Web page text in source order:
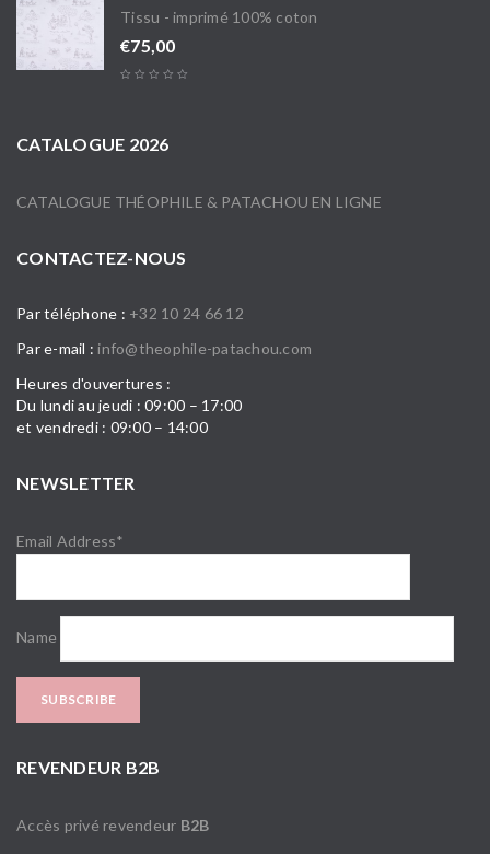
Tissu - imprimé 100% coton
€75,00
CATALOGUE 2026
CATALOGUE THÉOPHILE & PATACHOU EN LIGNE
CONTACTEZ-NOUS
Par téléphone : +32 10 24 66 12
Par e-mail : info@theophile-patachou.com
Heures d'ouvertures :
Du lundi au jeudi : 09:00 – 17:00
et vendredi : 09:00 – 14:00
NEWSLETTER
Email Address*
Name
REVENDEUR B2B
Accès privé revendeur B2B